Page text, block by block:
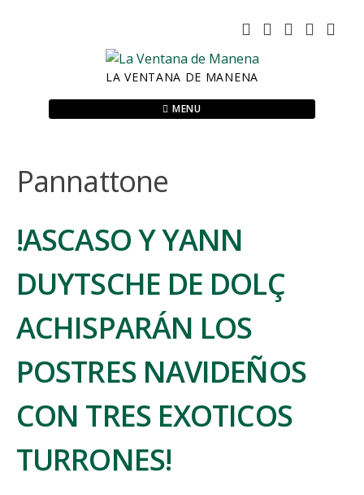
LA VENTANA DE MANENA
MENU
Pannattone
!ASCASO Y YANN
DUYTSCHE DE DOLÇ
ACHISPARÁN LOS
POSTRES NAVIDEÑOS
CON TRES EXOTICOS
TURRONES!